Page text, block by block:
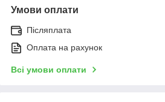
Умови оплати
Післяплата
Оплата на рахунок
Всі умови оплати